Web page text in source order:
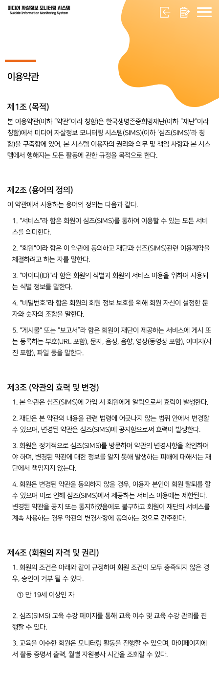
이용약관
제1조 (목적)
본 이용약관(이하 “약관”이라 칭함)은 한국생명존중희망재단(이하 “재단”이라
칭함)에서 미디어 자살정보 모니터링 시스템(SIMS)(이하 ‘심즈(SIMS)’라 칭
함)을 구축함에 있어, 본 시스템 이용자의 권리와 의무 및 책임 사항과 본 시스
템에서 행해지는 모든 활동에 관한 규정을 목적으로 한다.
제2조 (용어의 정의)
이 약관에서 사용하는 용어의 정의는 다음과 같다.
1. "서비스"라 함은 회원이 심즈(SIMS)를 통하여 이용할 수 있는 모든 서비
스를 의미한다.
2. "회원"이라 함은 이 약관에 동의하고 재단과 심즈(SIMS)관련 이용계약을
체결하려고 하는 자를 말한다.
3. "아이디(ID)"라 함은 회원의 식별과 회원의 서비스 이용을 위하여 사용되
는 식별 정보를 말한다.
4. "비밀번호"라 함은 회원의 회원 정보 보호를 위해 회원 자신이 설정한 문
자와 숫자의 조합을 말한다.
5. "게시물" 또는 “보고서”라 함은 회원이 재단이 제공하는 서비스에 게시 또
는 등록하는 부호(URL 포함), 문자, 음성, 음향, 영상(동영상 포함), 이미지(사
진 포함), 파일 등을 말한다.
제3조 (약관의 효력 및 변경)
1. 본 약관은 심즈(SIMS)에 가입 시 회원에게 알림으로써 효력이 발생한다.
2. 재단은 본 약관의 내용을 관련 법령에 어긋나지 않는 범위 안에서 변경할
수 있으며, 변경된 약관은 심즈(SIMS)에 공지함으로써 효력이 발생한다.
3. 회원은 정기적으로 심즈(SIMS)를 방문하여 약관의 변경사항을 확인하여
야 하며, 변경된 약관에 대한 정보를 알지 못해 발생하는 피해에 대해서는 재
단에서 책임지지 않는다.
4. 회원은 변경된 약관을 동의하지 않을 경우, 이용자 본인이 회원 탈퇴를 할
수 있으며 이로 인해 심즈(SIMS)에서 제공하는 서비스 이용에는 제한된다.
변경된 약관을 공지 또는 통지하였음에도 불구하고 회원이 재단의 서비스를
계속 사용하는 경우 약관의 변경사항에 동의하는 것으로 간주한다.
제4조 (회원의 자격 및 권리)
1. 회원의 조건은 아래와 같이 규정하며 회원 조건이 모두 충족되지 않은 경
우, 승인이 거부 될 수 있다.
① 만 19세 이상인 자
2. 심즈(SIMS) 교육 수강 페이지를 통해 교육 이수 및 교육 수강 관리를 진
행할 수 있다.
3. 교육을 이수한 회원은 모니터링 활동을 진행할 수 있으며, 마이페이지에
서 활동 증명서 출력, 월별 자원봉사 시간을 조회할 수 있다.